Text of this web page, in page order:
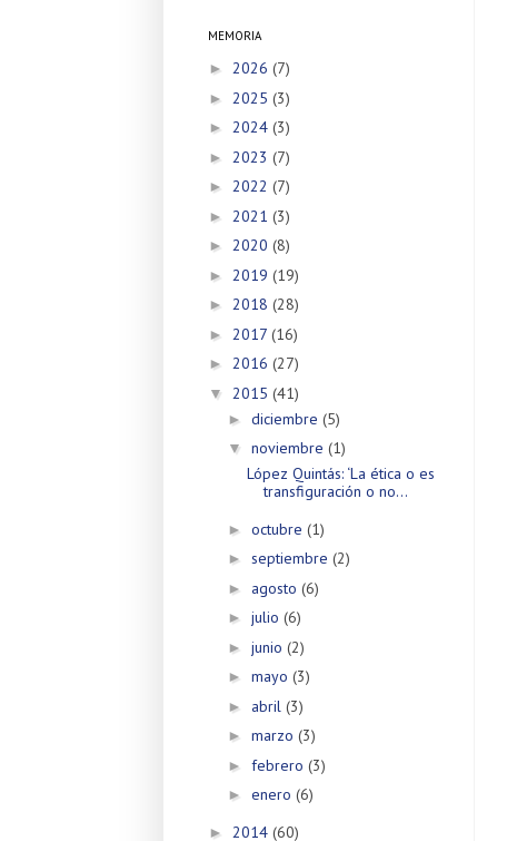
MEMORIA
► 2026 (7)
► 2025 (3)
► 2024 (3)
► 2023 (7)
► 2022 (7)
► 2021 (3)
► 2020 (8)
► 2019 (19)
► 2018 (28)
► 2017 (16)
► 2016 (27)
▼ 2015 (41)
► diciembre (5)
▼ noviembre (1)
López Quintás: ‘La ética o es
transfiguración o no...
► octubre (1)
► septiembre (2)
► agosto (6)
► julio (6)
► junio (2)
► mayo (3)
► abril (3)
► marzo (3)
► febrero (3)
► enero (6)
► 2014 (60)